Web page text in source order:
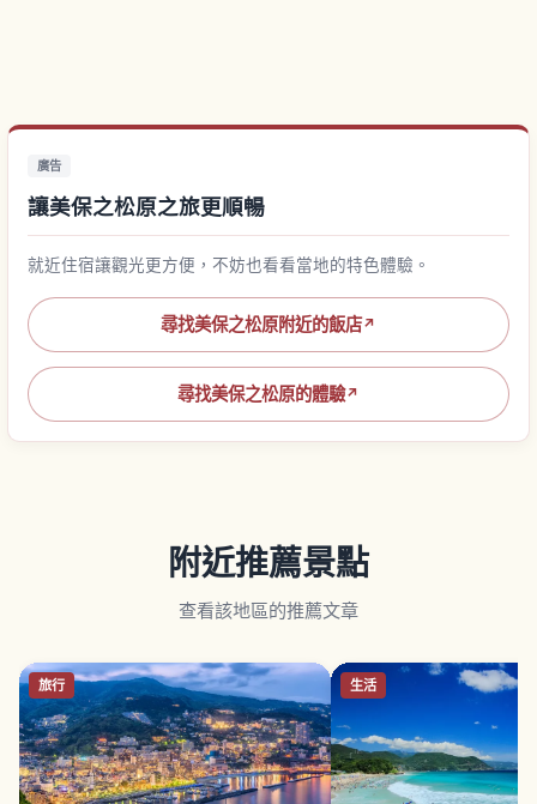
廣告
讓美保之松原之旅更順暢
就近住宿讓觀光更方便，不妨也看看當地的特色體驗。
尋找美保之松原附近的飯店↗
尋找美保之松原的體驗↗
附近推薦景點
查看該地區的推薦文章
旅行 生活